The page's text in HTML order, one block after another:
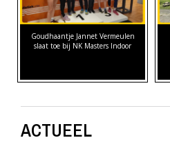
Goudhaantje Jannet Vermeulen
slaat toe bij NK Masters Indoor
ACTUEEL